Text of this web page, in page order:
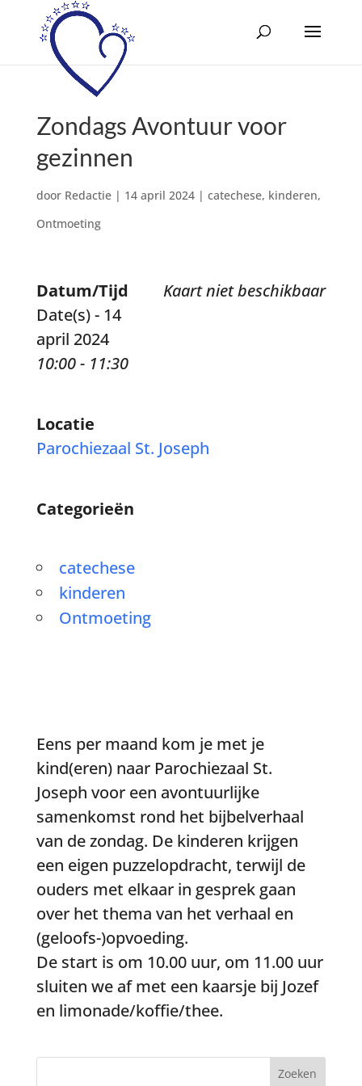
Zondags Avontuur voor
gezinnen
door Redactie| 14 april 2024| catechese, kinderen,
Ontmoeting
Kaart niet beschikbaar
Datum/Tijd
Date(s) - 14
april 2024
10:00 - 11:30
Locatie
Parochiezaal St. Joseph
Categorieën
catechese
kinderen
Ontmoeting
Eens per maand kom je met je
kind(eren) naar Parochiezaal St.
Joseph voor een avontuurlijke
samenkomst rond het bijbelverhaal
van de zondag. De kinderen krijgen
een eigen puzzelopdracht, terwijl de
ouders met elkaar in gesprek gaan
over het thema van het verhaal en
(geloofs-)opvoeding.
De start is om 10.00 uur, om 11.00 uur
sluiten we af met een kaarsje bij Jozef
en limonade/koffie/thee.